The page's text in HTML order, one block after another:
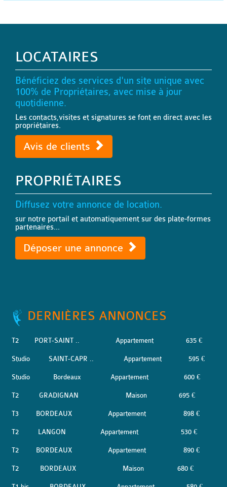
LOCATAIRES
Bénéficiez des services d'un site unique avec
100% de Propriétaires, avec mise à jour
quotidienne.
Les contacts,visites et signatures se font en direct avec les
propriétaires.
Avis de clients
PROPRIÉTAIRES
Diffusez votre annonce de location.
sur notre portail et automatiquement sur des plate-formes
partenaires...
Déposer une annonce
DERNIÈRES ANNONCES
T2 PORT-SAINT .. Appartement 635 €
Studio SAINT-CAPR .. Appartement 595 €
Studio Bordeaux Appartement 600 €
T2 GRADIGNAN Maison 695 €
T3 BORDEAUX Appartement 898 €
T2 LANGON Appartement 530 €
T2 BORDEAUX Appartement 890 €
T2 BORDEAUX Maison 680 €